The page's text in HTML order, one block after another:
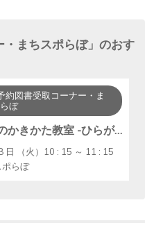
まちスポらぼ」のおす
図書受取コーナー・ま
ぼ
おとなのかきかた教室 -ひらがなから始めてみませんか-
日 （火）10 : 15 ～ 11 : 15
ポらぼ